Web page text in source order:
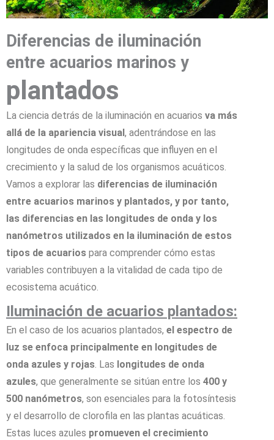
Diferencias de iluminación
entre acuarios marinos y
plantados
La ciencia detrás de la iluminación en acuarios va más
allá de la apariencia visual, adentrándose en las
longitudes de onda específicas que influyen en el
crecimiento y la salud de los organismos acuáticos.
Vamos a explorar las diferencias de iluminación
entre acuarios marinos y plantados, y por tanto,
las diferencias en las longitudes de onda y los
nanómetros utilizados en la iluminación de estos
tipos de acuarios para comprender cómo estas
variables contribuyen a la vitalidad de cada tipo de
ecosistema acuático.
Iluminación de acuarios plantados:
En el caso de los acuarios plantados, el espectro de
luz se enfoca principalmente en longitudes de
onda azules y rojas. Las longitudes de onda
azules, que generalmente se sitúan entre los 400 y
500 nanómetros, son esenciales para la fotosíntesis
y el desarrollo de clorofila en las plantas acuáticas.
Estas luces azules promueven el crecimiento